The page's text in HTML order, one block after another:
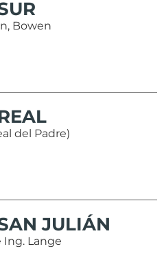
Bowen
del Padre)
JULIÁN
Ing. Lange